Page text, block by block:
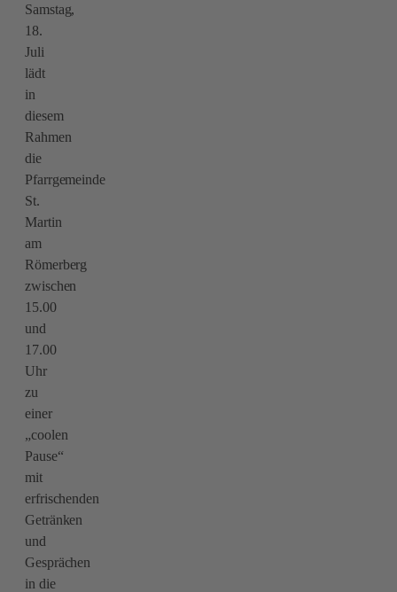
Samstag,
18.
Juli
lädt
in
diesem
Rahmen
die
Pfarrgemeinde
St.
Martin
am
Römerberg
zwischen
15.00
und
17.00
Uhr
zu
einer
„coolen
Pause“
mit
erfrischenden
Getränken
und
Gesprächen
in die